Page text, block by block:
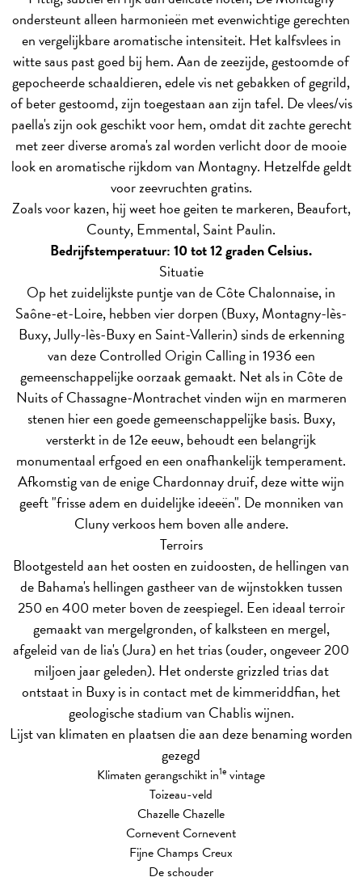
ondersteunt alleen harmonieën met evenwichtige gerechten
en vergelijkbare aromatische intensiteit. Het kalfsvlees in
witte saus past goed bij hem. Aan de zeezijde, gestoomde of
gepocheerde schaaldieren, edele vis net gebakken of gegrild,
of beter gestoomd, zijn toegestaan aan zijn tafel. De vlees/vis
paella's zijn ook geschikt voor hem, omdat dit zachte gerecht
met zeer diverse aroma's zal worden verlicht door de mooie
look en aromatische rijkdom van Montagny. Hetzelfde geldt
voor zeevruchten gratins.
Zoals voor kazen, hij weet hoe geiten te markeren, Beaufort,
County, Emmental, Saint Paulin.
Bedrijfstemperatuur: 10 tot 12 graden Celsius.
Situatie
Op het zuidelijkste puntje van de Côte Chalonnaise, in
Saône-et-Loire, hebben vier dorpen (Buxy, Montagny-lès-
Buxy, Jully-lès-Buxy en Saint-Vallerin) sinds de erkenning
van deze Controlled Origin Calling in 1936 een
gemeenschappelijke oorzaak gemaakt. Net als in Côte de
Nuits of Chassagne-Montrachet vinden wijn en marmeren
stenen hier een goede gemeenschappelijke basis. Buxy,
versterkt in de 12e eeuw, behoudt een belangrijk
monumentaal erfgoed en een onafhankelijk temperament.
Afkomstig van de enige Chardonnay druif, deze witte wijn
geeft "frisse adem en duidelijke ideeën". De monniken van
Cluny verkoos hem boven alle andere.
Terroirs
Blootgesteld aan het oosten en zuidoosten, de hellingen van
de Bahama's hellingen gastheer van de wijnstokken tussen
250 en 400 meter boven de zeespiegel. Een ideaal terroir
gemaakt van mergelgronden, of kalksteen en mergel,
afgeleid van de lia's (Jura) en het trias (ouder, ongeveer 200
miljoen jaar geleden). Het onderste grizzled trias dat
ontstaat in Buxy is in contact met de kimmeriddfian, het
geologische stadium van Chablis wijnen.
Lijst van klimaten en plaatsen die aan deze benaming worden
gezegd
Klimaten gerangschikt in1e vintage
Toizeau-veld
Chazelle Chazelle
Cornevent Cornevent
Fijne Champs Creux
De schouder